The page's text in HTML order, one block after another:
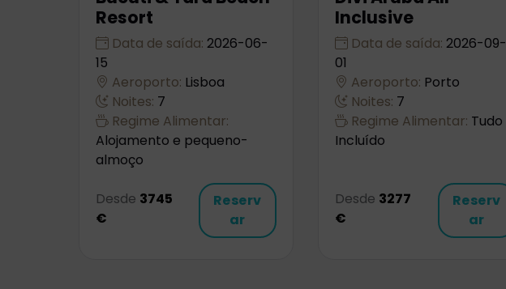
Resort
Data de saída: 2026-06-
15
Aeroporto: Lisboa
Noites: 7
Regime Alimentar:
Alojamento e pequeno-
almoço
Desde 3745
€
Reserv
ar
Inclusive
Data de saída: 2026-09-
01
Aeroporto: Porto
Noites: 7
Regime Alimentar: Tudo
Incluído
Desde 3277
€
Reserv
ar